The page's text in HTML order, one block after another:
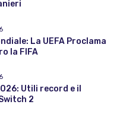
La UEFA Proclama
la FIFA
Utili record e il
2